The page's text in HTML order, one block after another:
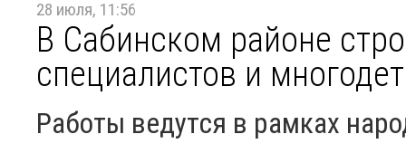
28 июля, 11:56
В Сабинском районе
специалистов и
Работы ведутся в рамках